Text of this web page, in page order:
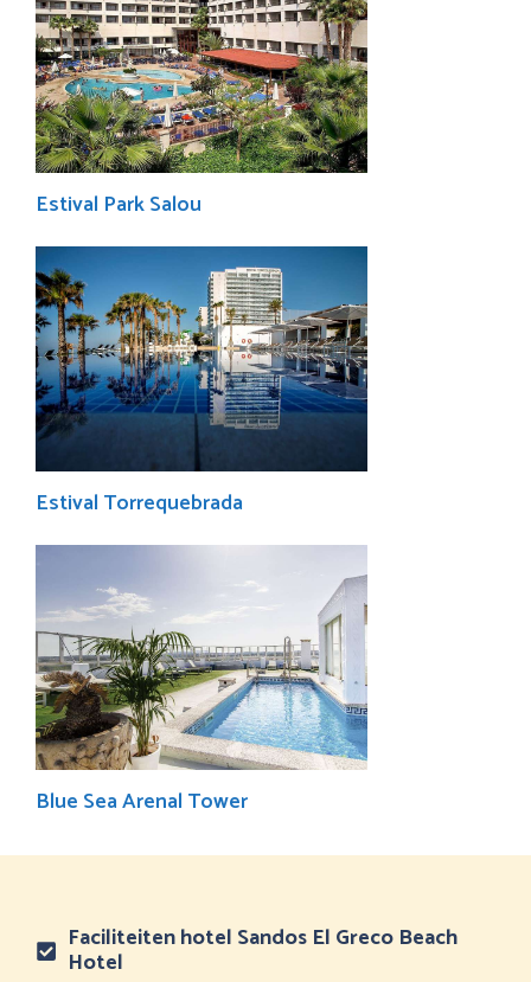
Estival Park Salou
Estival Torrequebrada
Blue Sea Arenal Tower
Faciliteiten hotel Sandos El Greco Beach
Hotel